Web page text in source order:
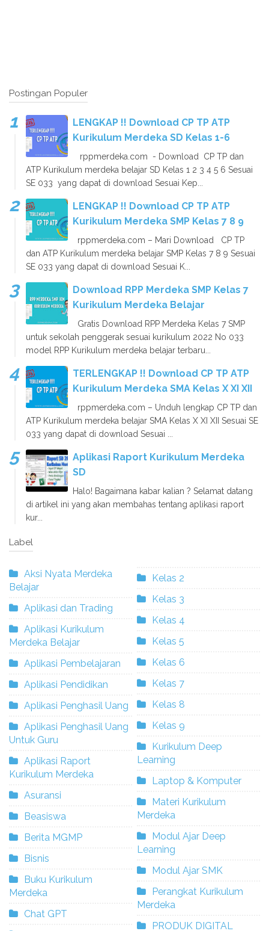
Postingan Populer
LENGKAP !! Download CP TP ATP
Kurikulum Merdeka SD Kelas 1-6
rppmerdeka.com - Download CP TP dan
ATP Kurikulum merdeka belajar SD Kelas 1 2 3 4 5 6 Sesuai
SE 033 yang dapat di download Sesuai Kep...
LENGKAP !! Download CP TP ATP
Kurikulum Merdeka SMP Kelas 7 8 9
rppmerdeka.com – Mari Download CP TP
dan ATP Kurikulum merdeka belajar SMP Kelas 7 8 9 Sesuai
SE 033 yang dapat di download Sesuai K...
Download RPP Merdeka SMP Kelas 7
Kurikulum Merdeka Belajar
Gratis Download RPP Merdeka Kelas 7 SMP
untuk sekolah penggerak sesuai kurikulum 2022 No 033
model RPP Kurikulum merdeka belajar terbaru...
TERLENGKAP !! Download CP TP ATP
Kurikulum Merdeka SMA Kelas X XI XII
rppmerdeka.com – Unduh lengkap CP TP dan
ATP Kurikulum merdeka belajar SMA Kelas X XI XII Sesuai SE
033 yang dapat di download Sesuai ...
Aplikasi Raport Kurikulum Merdeka
SD
Halo! Bagaimana kabar kalian ? Selamat datang
di artikel ini yang akan membahas tentang aplikasi raport
kur...
Label
Aksi Nyata Merdeka
Belajar
Aplikasi dan Trading
Aplikasi Kurikulum
Merdeka Belajar
Aplikasi Pembelajaran
Aplikasi Pendidikan
Aplikasi Penghasil Uang
Aplikasi Penghasil Uang
Untuk Guru
Aplikasi Raport
Kurikulum Merdeka
Asuransi
Beasiswa
Berita MGMP
Bisnis
Buku Kurikulum
Merdeka
Chat GPT
Kelas 2
Kelas 3
Kelas 4
Kelas 5
Kelas 6
Kelas 7
Kelas 8
Kelas 9
Kurikulum Deep
Learning
Laptop & Komputer
Materi Kurikulum
Merdeka
Modul Ajar Deep
Learning
Modul Ajar SMK
Perangkat Kurikulum
Merdeka
PRODUK DIGITAL